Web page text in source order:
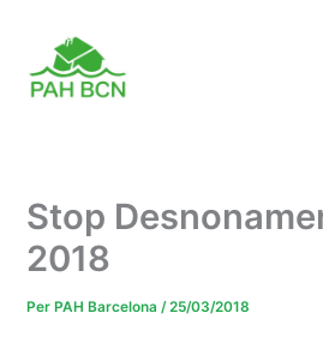
contingut
Stop
2018
Per PAH Barcelona/25/03/2018